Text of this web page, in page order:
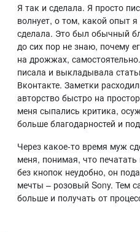
Я так и сделала. Я просто
волнует, о том, какой опыт
сделала. Это был обычный
до сих пор не знаю, почему
на дрожжах,
писала и выкладывала
Вконтакте. Заметки
авторство быстро на
меня сыпались критика,
больше благодарностей и
Через какое-то время муж
меня, понимая, что
без кнопок неудобно, он
мечты – розовый Sony. Тем
больше и получать от